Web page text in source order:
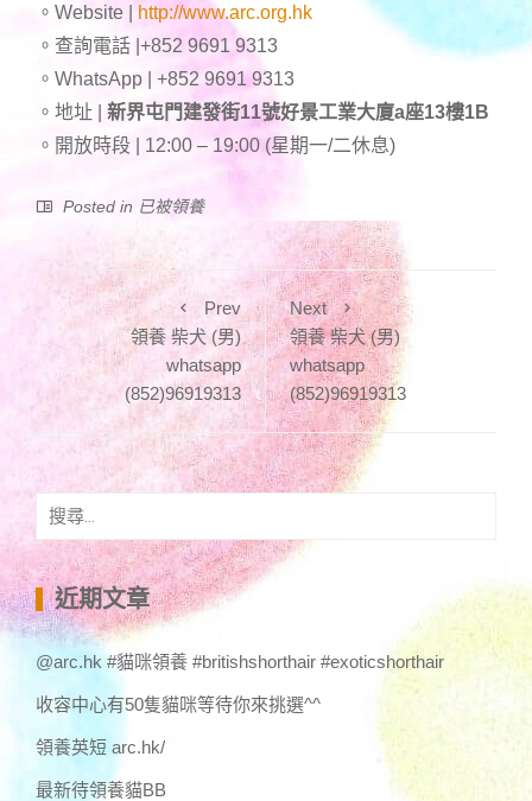
。Website |
http://www.arc.org.hk
。查詢電話 |+852 9691 9313
。WhatsApp | +852 9691 9313
。地址 | 新界屯門建發街11號好景工業大廈a座13樓1B
。開放時段 | 12:00 – 19:00 (星期一/二休息)
Posted in 已被領養
Prev
領養 柴犬 (男)
whatsapp
(852)96919313
Next
領養 柴犬 (男)
whatsapp
(852)96919313
搜
關
鍵
字:
近期文章
@arc.hk #貓咪領養 #britishshorthair #exoticshorthair
收容中心有50隻貓咪等待你來挑選^^
領養英短 arc.hk/
最新待領養貓BB